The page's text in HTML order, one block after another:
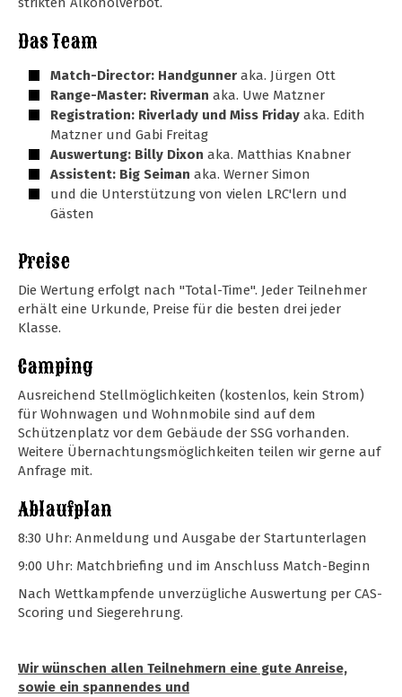
Das Team
Match-Director: Handgunner aka. Jürgen Ott
Range-Master: Riverman aka. Uwe Matzner
Registration: Riverlady und Miss Friday aka. Edith
Matzner und Gabi Freitag
Auswertung: Billy Dixon aka. Matthias Knabner
Assistent: Big Seiman aka. Werner Simon
und die Unterstützung von vielen LRC'lern und
Gästen
Preise
Die Wertung erfolgt nach "Total-Time". Jeder Teilnehmer
erhält eine Urkunde, Preise für die besten drei jeder
Klasse.
Camping
Ausreichend Stellmöglichkeiten (kostenlos, kein Strom)
für Wohnwagen und Wohnmobile sind auf dem
Schützenplatz vor dem Gebäude der SSG vorhanden.
Weitere Übernachtungsmöglichkeiten teilen wir gerne auf
Anfrage mit.
Ablaufplan
8:30 Uhr: Anmeldung und Ausgabe der Startunterlagen
9:00 Uhr: Matchbriefing und im Anschluss Match-Beginn
Nach Wettkampfende unverzügliche Auswertung per CAS-
Scoring und Siegerehrung.
Wir wünschen allen Teilnehmern eine gute Anreise,
sowie ein spannendes und